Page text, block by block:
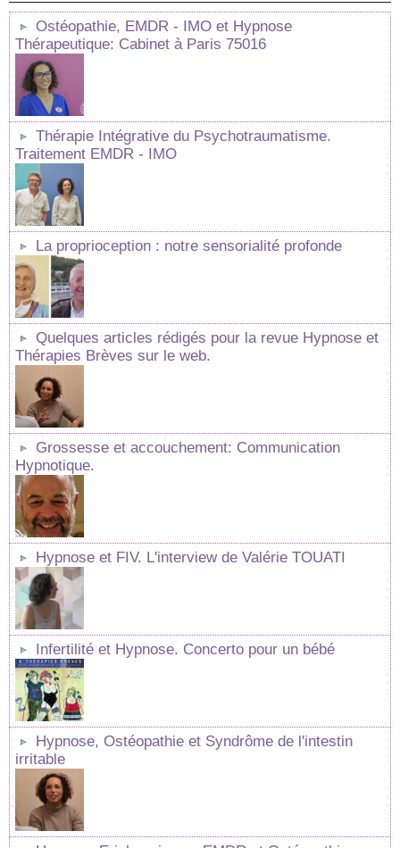
Ostéopathie, EMDR - IMO et Hypnose
Thérapeutique: Cabinet à Paris 75016
Thérapie Intégrative du Psychotraumatisme.
Traitement EMDR - IMO
La proprioception : notre sensorialité profonde
Quelques articles rédigés pour la revue Hypnose et
Thérapies Brèves sur le web.
Grossesse et accouchement: Communication
Hypnotique.
Hypnose et FIV. L'interview de Valérie TOUATI
Infertilité et Hypnose. Concerto pour un bébé
Hypnose, Ostéopathie et Syndrôme de l'intestin
irritable